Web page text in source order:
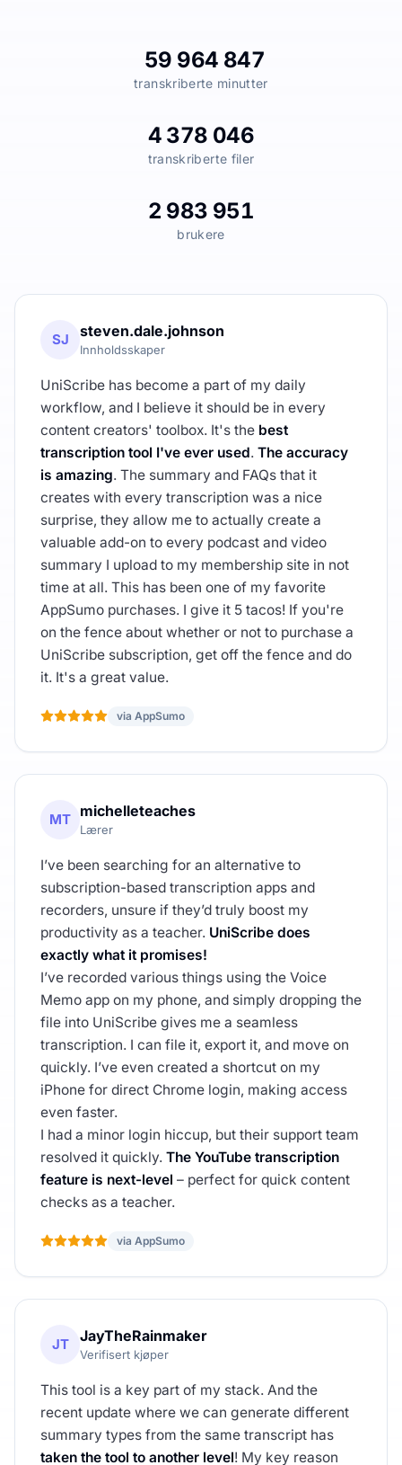
59 964 847
transkriberte minutter
4 378 046
transkriberte filer
2 983 951
brukere
SJ steven.dale.johnson
Innholdsskaper
UniScribe has become a part of my daily
workflow, and I believe it should be in every
content creators' toolbox. It's the best
transcription tool I've ever used. The accuracy
is amazing. The summary and FAQs that it
creates with every transcription was a nice
surprise, they allow me to actually create a
valuable add-on to every podcast and video
summary I upload to my membership site in not
time at all. This has been one of my favorite
AppSumo purchases. I give it 5 tacos! If you're
on the fence about whether or not to purchase a
UniScribe subscription, get off the fence and do
it. It's a great value.
via AppSumo
MT michelleteaches
Lærer
I’ve been searching for an alternative to
subscription-based transcription apps and
recorders, unsure if they’d truly boost my
productivity as a teacher. UniScribe does
exactly what it promises!
I’ve recorded various things using the Voice
Memo app on my phone, and simply dropping the
file into UniScribe gives me a seamless
transcription. I can file it, export it, and move on
quickly. I’ve even created a shortcut on my
iPhone for direct Chrome login, making access
even faster.
I had a minor login hiccup, but their support team
resolved it quickly. The YouTube transcription
feature is next-level – perfect for quick content
checks as a teacher.
via AppSumo
JT JayTheRainmaker
Verifisert kjøper
This tool is a key part of my stack. And the
recent update where we can generate different
summary types from the same transcript has
taken the tool to another level! My key reason